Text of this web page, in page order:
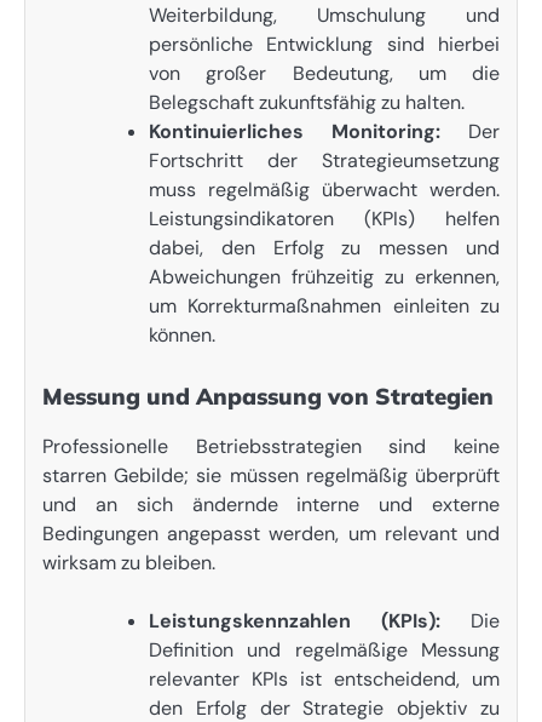
Weiterbildung, Umschulung und
persönliche Entwicklung sind hierbei
von großer Bedeutung, um die
Belegschaft zukunftsfähig zu halten.
Kontinuierliches Monitoring: Der
Fortschritt der Strategieumsetzung
muss regelmäßig überwacht werden.
Leistungsindikatoren (KPIs) helfen
dabei, den Erfolg zu messen und
Abweichungen frühzeitig zu erkennen,
um Korrekturmaßnahmen einleiten zu
können.
Messung und Anpassung von Strategien
Professionelle Betriebsstrategien sind keine
starren Gebilde; sie müssen regelmäßig überprüft
und an sich ändernde interne und externe
Bedingungen angepasst werden, um relevant und
wirksam zu bleiben.
Leistungskennzahlen (KPIs): Die
Definition und regelmäßige Messung
relevanter KPIs ist entscheidend, um
den Erfolg der Strategie objektiv zu